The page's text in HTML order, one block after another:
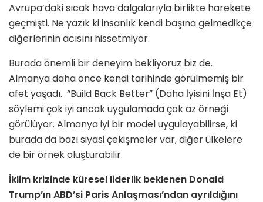
Avrupa’daki sıcak hava dalgalarıyla birlikte harekete
geçmişti. Ne yazık ki insanlık kendi başına gelmedikçe
diğerlerinin acısını hissetmiyor.
Burada önemli bir deneyim bekliyoruz biz de.
Almanya daha önce kendi tarihinde görülmemiş bir
afet yaşadı. “Build Back Better” (Daha İyisini İnşa Et)
söylemi çok iyi ancak uygulamada çok az örneği
görülüyor. Almanya iyi bir model uygulayabilirse, ki
burada da bazı siyasi çekişmeler var, diğer ülkelere
de bir örnek oluşturabilir.
İklim krizinde küresel liderlik beklenen Donald
Trump’ın ABD’si Paris Anlaşması’ndan ayrıldığını